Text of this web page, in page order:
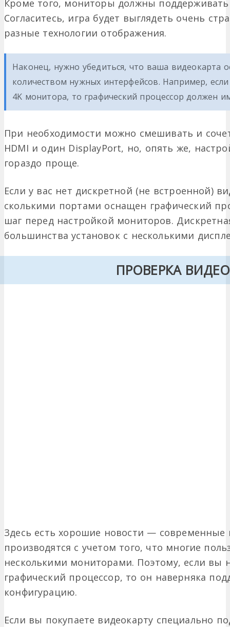
Кроме того, мониторы должны
Согласитесь, игра будет выглядеть очень
разные технологии отображения.
Наконец, нужно убедиться, что ваша видеокарта
количеством нужных интерфейсов. Например,
4K монитора, то графический процессор должен
При необходимости можно смешивать и
HDMI и один DisplayPort, но, опять же,
гораздо проще.
Если у вас нет дискретной (не встроенной)
сколькими портами оснащен графический
шаг перед настройкой мониторов.
большинства установок с несколькими
ПРОВЕРКА
Здесь есть хорошие новости —
производятся с учетом того, что многие
несколькими мониторами. Поэтому, если вы
графический процессор, то он наверняка
конфигурацию.
Если вы покупаете видеокарту специально